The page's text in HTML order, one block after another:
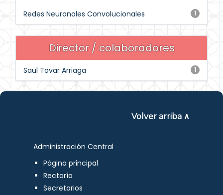
1
Redes Neuronales Convolucionales
Director / colaboradores
1
Saul Tovar Arriaga
Volver arriba ∧
Administración Central
Página principal
Rectoría
Secretarios